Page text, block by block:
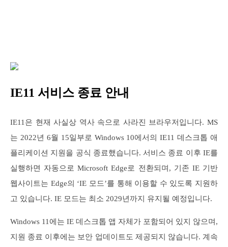
IE11 서비스 종료 안내
IE11은 현재 사실상 역사 속으로 사라진 브라우저입니다. MS
는 2022년 6월 15일부로 Windows 10에서의 IE11 데스크톱 애
플리케이션 지원을 공식 종료했습니다. 서비스 종료 이후 IE를
실행하면 자동으로 Microsoft Edge로 전환되며, 기존 IE 기반
웹사이트는 Edge의 ‘IE 모드’를 통해 이용할 수 있도록 지원하
고 있습니다. IE 모드는 최소 2029년까지 유지될 예정입니다.
Windows 11에는 IE 데스크톱 앱 자체가 포함되어 있지 않으며,
지원 종료 이후에는 보안 업데이트도 제공되지 않습니다. 계속